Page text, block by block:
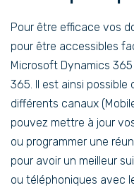
Pour être efficace vos
pour être accessibles
Microsoft Dynamics
365. Il est ainsi possible
différents canaux
pouvez mettre à jour
ou programmer une
pour avoir un meilleur
ou téléphoniques avec